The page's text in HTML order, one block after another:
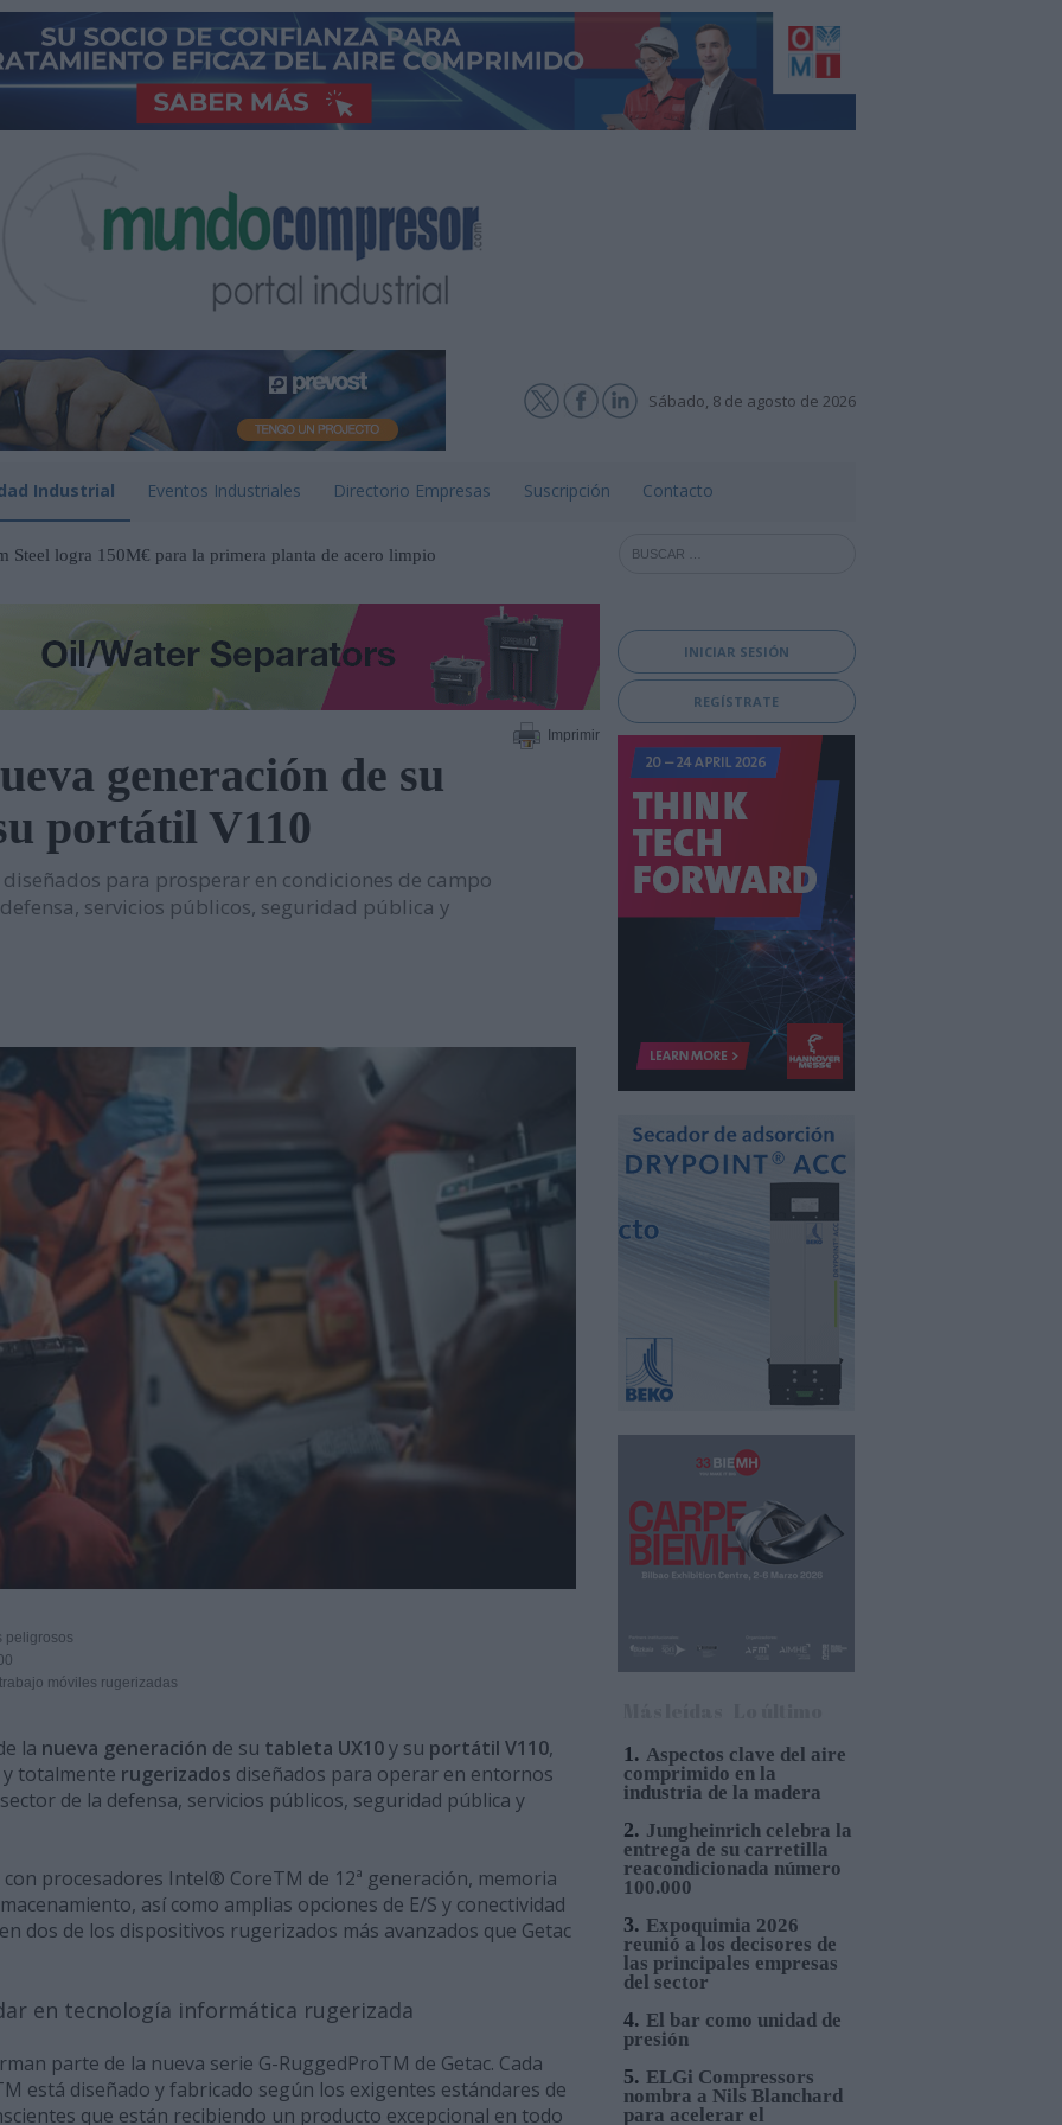
Sábado, 8 de agosto de 2026
Industrial Eventos Industriales Directorio Empresas Suscripción Contacto
Steel logra 150M€ para la primera planta de acero limpio
del nuevo Hospital de Mandurah (Australia)
de distribución de Eisenhart Laeppché GmbH en
Frimley Park en Inglaterra
un entorno estratégico para impulsar inversiones y
en EP Equipment
en el Metro de Santiago de Chile
nuevas oportunidades de negocio con grandes
de negocio en la 10ª edición de AdditƐD
de la depuradora de Cajamarca en Perú
de una veintena de países de los cinco continentes
para reducir averías y costes
de 6 ejes Motoman GP215L
Nils Blanchard para acelerar el crecimiento sostenible en
multiplicar inventario, urgencias ni costes ocultos
Imprimir
generación de su
portátil V110
para prosperar en condiciones de campo
servicios públicos, seguridad pública y
peligrosos
móviles rugerizadas
la nueva generación de su tableta UX10y su portátil V110,
totalmente rugerizados diseñados para operar en entornos
de la defensa, servicios públicos, seguridad pública y
procesadores Intel® CoreTM de 12ª generación, memoria
así como amplias opciones de E/S y conectividad
dos de los dispositivos rugerizados más avanzados que Getac
en tecnología informática rugerizada
parte de la nueva serie G-RuggedProTM de Getac. Cada
está diseñado y fabricado según los exigentes estándares de
que están recibiendo un producto excepcional en todo
INICIAR SESIÓN
REGÍSTRATE
1. Aspectos clave del aire
comprimido en la
industria de la madera
2. Jungheinrich celebra la
entrega de su carretilla
reacondicionada número
100.000
3. Expoquimia 2026
reunió a los decisores de
las principales empresas
del sector
4. El bar como unidad de
presión
5. ELGi Compressors
nombra a Nils Blanchard
para acelerar el